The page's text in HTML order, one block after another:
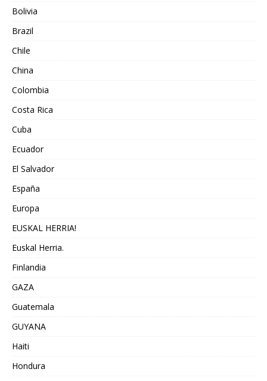
Bolivia
Brazil
Chile
China
Colombia
Costa Rica
Cuba
Ecuador
El Salvador
España
Europa
EUSKAL HERRIA!
Euskal Herria.
Finlandia
GAZA
Guatemala
GUYANA
Haiti
Hondura